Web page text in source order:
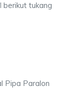
berikut tukang
Pipa Paralon